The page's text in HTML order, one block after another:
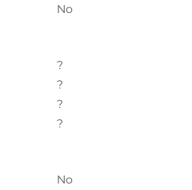
No
?
?
?
?
No